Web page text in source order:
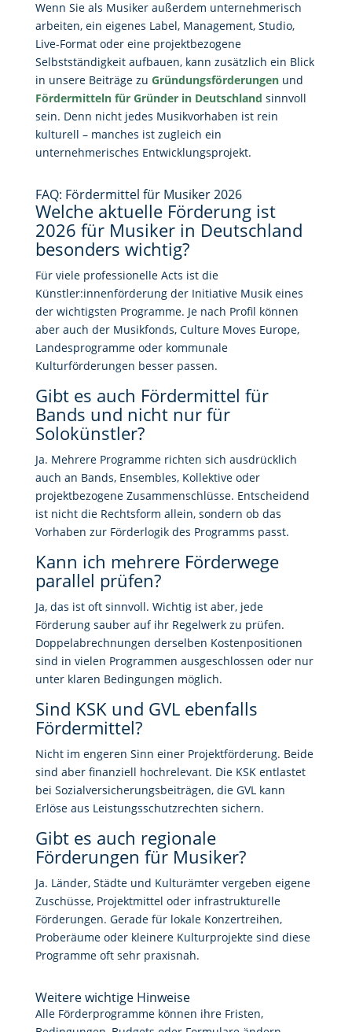
Wenn Sie als Musiker außerdem unternehmerisch
arbeiten, ein eigenes Label, Management, Studio,
Live-Format oder eine projektbezogene
Selbstständigkeit aufbauen, kann zusätzlich ein Blick
in unsere Beiträge zu Gründungsförderungenund
Fördermitteln für Gründer in Deutschland sinnvoll
sein. Denn nicht jedes Musikvorhaben ist rein
kulturell – manches ist zugleich ein
unternehmerisches Entwicklungsprojekt.
FAQ: Fördermittel für Musiker 2026
Welche aktuelle Förderung ist
2026 für Musiker in Deutschland
besonders wichtig?
Für viele professionelle Acts ist die
Künstler:innenförderung der Initiative Musik eines
der wichtigsten Programme. Je nach Profil können
aber auch der Musikfonds, Culture Moves Europe,
Landesprogramme oder kommunale
Kulturförderungen besser passen.
Gibt es auch Fördermittel für
Bands und nicht nur für
Solokünstler?
Ja. Mehrere Programme richten sich ausdrücklich
auch an Bands, Ensembles, Kollektive oder
projektbezogene Zusammenschlüsse. Entscheidend
ist nicht die Rechtsform allein, sondern ob das
Vorhaben zur Förderlogik des Programms passt.
Kann ich mehrere Förderwege
parallel prüfen?
Ja, das ist oft sinnvoll. Wichtig ist aber, jede
Förderung sauber auf ihr Regelwerk zu prüfen.
Doppelabrechnungen derselben Kostenpositionen
sind in vielen Programmen ausgeschlossen oder nur
unter klaren Bedingungen möglich.
Sind KSK und GVL ebenfalls
Fördermittel?
Nicht im engeren Sinn einer Projektförderung. Beide
sind aber finanziell hochrelevant. Die KSK entlastet
bei Sozialversicherungsbeiträgen, die GVL kann
Erlöse aus Leistungsschutzrechten sichern.
Gibt es auch regionale
Förderungen für Musiker?
Ja. Länder, Städte und Kulturämter vergeben eigene
Zuschüsse, Projektmittel oder infrastrukturelle
Förderungen. Gerade für lokale Konzertreihen,
Proberäume oder kleinere Kulturprojekte sind diese
Programme oft sehr praxisnah.
Weitere wichtige Hinweise
Alle Förderprogramme können ihre Fristen,